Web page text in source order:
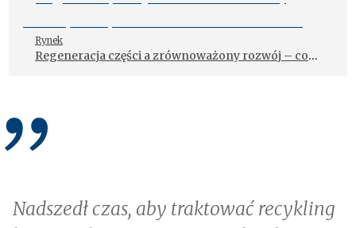
Rynek
Regeneracja części a zrównoważony rozwój – co
Nadszedł czas, aby traktować recykling